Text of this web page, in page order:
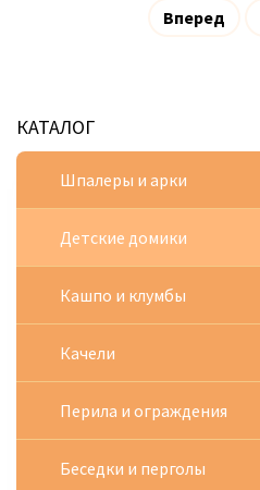
Вперед
КАТАЛОГ
Шпалеры и арки
Детские домики
Кашпо и клумбы
Качели
Перила и ограждения
Беседки и перголы